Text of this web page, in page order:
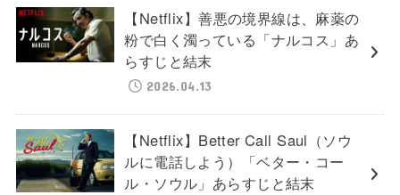
【Netflix】善悪の境界線は、麻薬の
粉で白く濁っている「ナルコス」あ
らすじと結末
2026.04.13
【Netflix】Better Call Saul（ソウ
ルに電話しよう）「ベター・コー
ル・ソウル」あらすじと結末